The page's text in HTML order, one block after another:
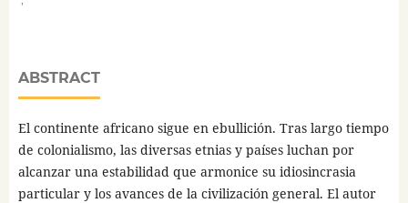
ABSTRACT
El continente africano sigue en ebullición. Tras largo tiempo
de colonialismo, las diversas etnias y países luchan por
alcanzar una estabilidad que armonice su idiosincrasia
particular y los avances de la civilización general. El autor